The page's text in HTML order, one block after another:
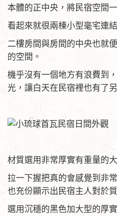
本體的正中央，將民宿空間
看起來就很兩棟小型毫宅連
二樓房間與房間的中央也就
的空間。
機乎沒有一個地方有浪費到
光，讓白天在民宿裡也有了
材質選用非常厚實有重量的
拉一下握把真的會感覺到非
也充份顯示出民宿主人對於
選用沉穩的黑色加大型的厚